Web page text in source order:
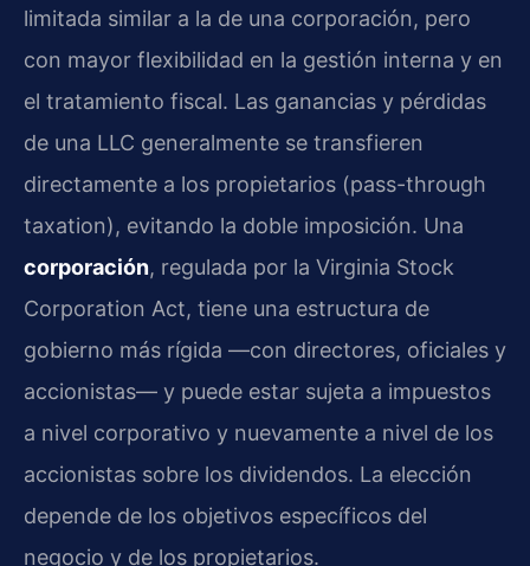
limitada similar a la de una corporación, pero
con mayor flexibilidad en la gestión interna y en
el tratamiento fiscal. Las ganancias y pérdidas
de una LLC generalmente se transfieren
directamente a los propietarios (pass-through
taxation), evitando la doble imposición. Una
corporación, regulada por la Virginia Stock
Corporation Act, tiene una estructura de
gobierno más rígida —con directores, oficiales y
accionistas— y puede estar sujeta a impuestos
a nivel corporativo y nuevamente a nivel de los
accionistas sobre los dividendos. La elección
depende de los objetivos específicos del
negocio y de los propietarios.